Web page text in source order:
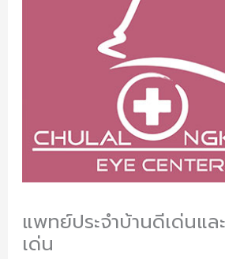
แพทย์ประจำบ้านดีเด่นแ
เด่น